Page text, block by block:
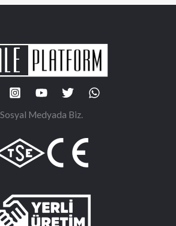
Sosyal Medyada Biz.